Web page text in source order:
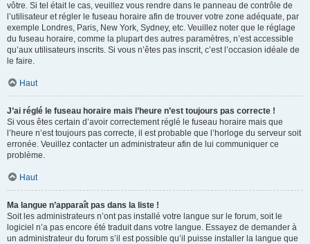
vôtre. Si tel était le cas, veuillez vous rendre dans le panneau de contrôle de
l’utilisateur et régler le fuseau horaire afin de trouver votre zone adéquate, par
exemple Londres, Paris, New York, Sydney, etc. Veuillez noter que le réglage
du fuseau horaire, comme la plupart des autres paramètres, n’est accessible
qu’aux utilisateurs inscrits. Si vous n’êtes pas inscrit, c’est l’occasion idéale de
le faire.
Haut
J’ai réglé le fuseau horaire mais l’heure n’est toujours pas correcte !
Si vous êtes certain d’avoir correctement réglé le fuseau horaire mais que
l’heure n’est toujours pas correcte, il est probable que l’horloge du serveur soit
erronée. Veuillez contacter un administrateur afin de lui communiquer ce
problème.
Haut
Ma langue n’apparaît pas dans la liste !
Soit les administrateurs n’ont pas installé votre langue sur le forum, soit le
logiciel n’a pas encore été traduit dans votre langue. Essayez de demander à
un administrateur du forum s’il est possible qu’il puisse installer la langue que